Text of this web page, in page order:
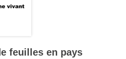
feuilles en pays